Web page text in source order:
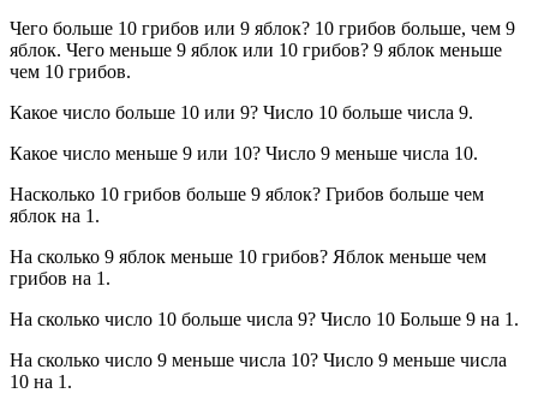
Чего больше 10 грибов или 9 яблок? 10 грибов больше, чем 9
яблок. Чего меньше 9 яблок или 10 грибов? 9 яблок меньше
чем 10 грибов.
Какое число больше 10 или 9? Число 10 больше числа 9.
Какое число меньше 9 или 10? Число 9 меньше числа 10.
Насколько 10 грибов больше 9 яблок? Грибов больше чем
яблок на 1.
На сколько 9 яблок меньше 10 грибов? Яблок меньше чем
грибов на 1.
На сколько число 10 больше числа 9? Число 10 Больше 9 на 1.
На сколько число 9 меньше числа 10? Число 9 меньше числа
10 на 1.